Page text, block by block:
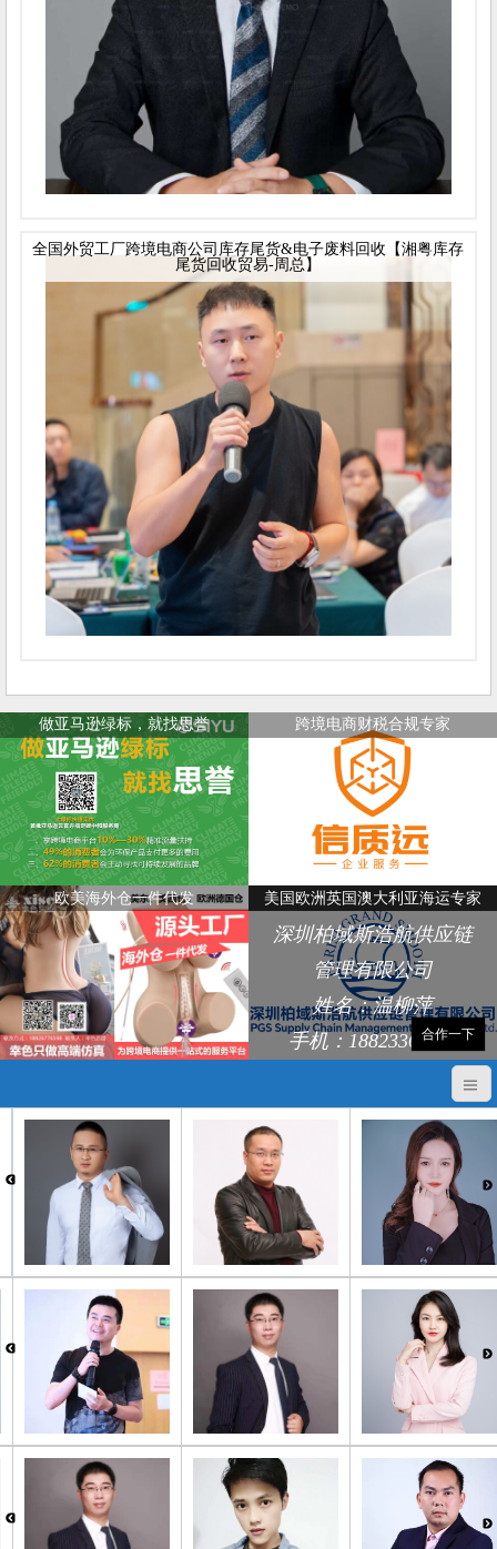
全国外贸工厂跨境电商公司库存尾货&电子废料回收【湘粤库存
尾货回收贸易-周总】
做亚马逊绿标，就找思誉 跨境电商财税合规专家
欧美海外仓一件代发 美国欧洲英国澳大利亚海运专家
深圳柏域斯浩航供应链
管理有限公司
姓名：温柳萍
手机：18823368248
合作一下